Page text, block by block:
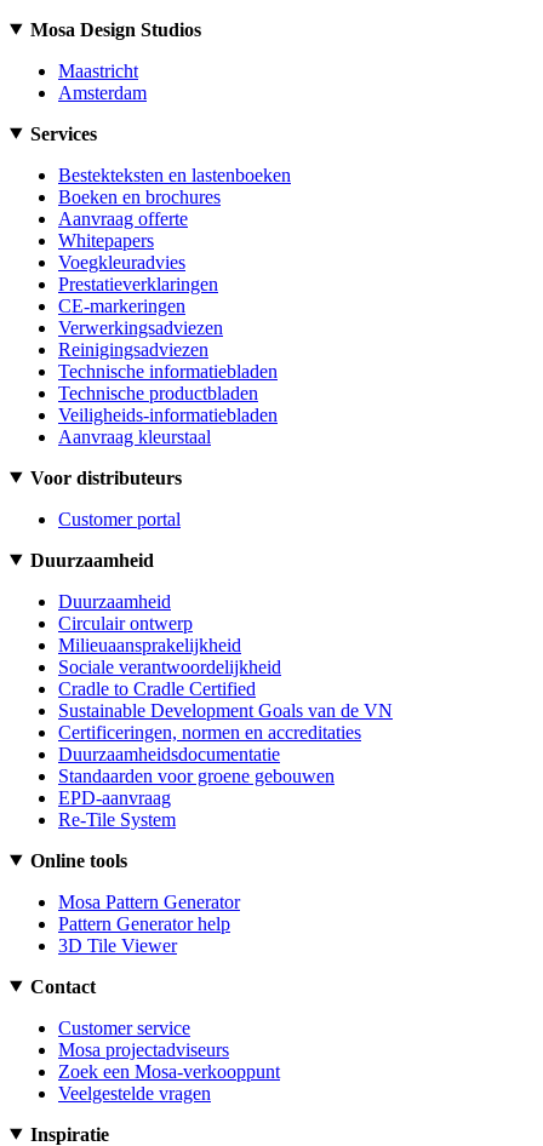
Mosa Design Studios
Maastricht
Amsterdam
Services
Bestekteksten en lastenboeken
Boeken en brochures
Aanvraag offerte
Whitepapers
Voegkleuradvies
Prestatieverklaringen
CE-markeringen
Verwerkingsadviezen
Reinigingsadviezen
Technische informatiebladen
Technische productbladen
Veiligheids-informatiebladen
Aanvraag kleurstaal
Voor distributeurs
Customer portal
Duurzaamheid
Duurzaamheid
Circulair ontwerp
Milieuaansprakelijkheid
Sociale verantwoordelijkheid
Cradle to Cradle Certified
Sustainable Development Goals van de VN
Certificeringen, normen en accreditaties
Duurzaamheidsdocumentatie
Standaarden voor groene gebouwen
EPD-aanvraag
Re-Tile System
Online tools
Mosa Pattern Generator
Pattern Generator help
3D Tile Viewer
Contact
Customer service
Mosa projectadviseurs
Zoek een Mosa-verkooppunt
Veelgestelde vragen
Inspiratie